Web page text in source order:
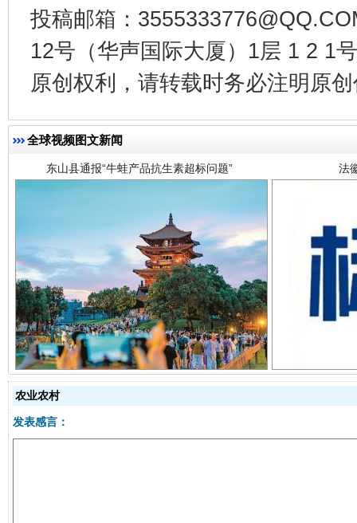
投稿邮箱：
12号（华声国际大厦）1层 1 2 1
原创权利，请转载时务必注明原
全球视频图文新闻
东山县通报“牛蛙产品抗生素超标问题”
千年窑火 生生不息
农业农村
发表感言：